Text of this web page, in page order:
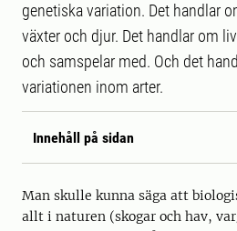
genetiska variation. Det handlar
växter och djur. Det handlar om
och samspelar med. Och det
variationen inom arter.
Innehåll på sidan
Man skulle kunna säga att
allt i naturen (skogar och hav,